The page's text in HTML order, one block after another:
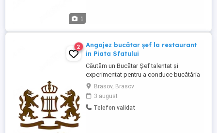
1
2
Angajez bucătar șef la restaurant
in Piata Sfatului
Căutăm un Bucătar Șef talentat și
experimentat pentru a conduce bucătăria
restaurantului nostru situat în Piața
Sfatului. Candidatul ideal va fi responsabil
de supervizarea întregii activități culinare,
asigurând calitatea preparatelor și
Brasov, Brasov
3 august
Telefon validat